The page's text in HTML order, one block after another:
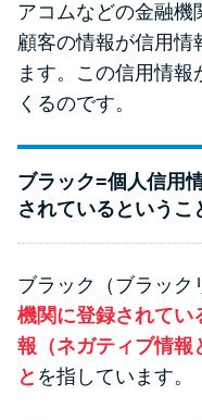
アコムなどの金融機
顧客の情報が信用情
ます。この信用情
くるのです。
ブラック=個人信用
されているというこ
ブラック（ブラック
機関に登録されてい
報（ネガティブ情報
と を指しています。